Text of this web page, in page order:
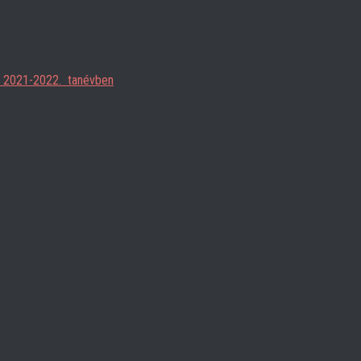
2021-2022. tanévben